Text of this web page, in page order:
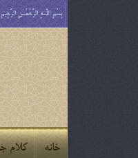
بِسْمِ اللَّـهِ الرَّحْمَـٰنِ الرَّحِيمِ
خانه کلام